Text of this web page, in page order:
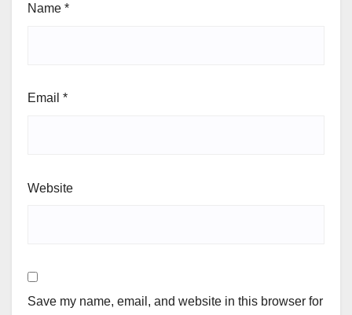
Name *
Email *
Website
Save my name, email, and website in this browser for